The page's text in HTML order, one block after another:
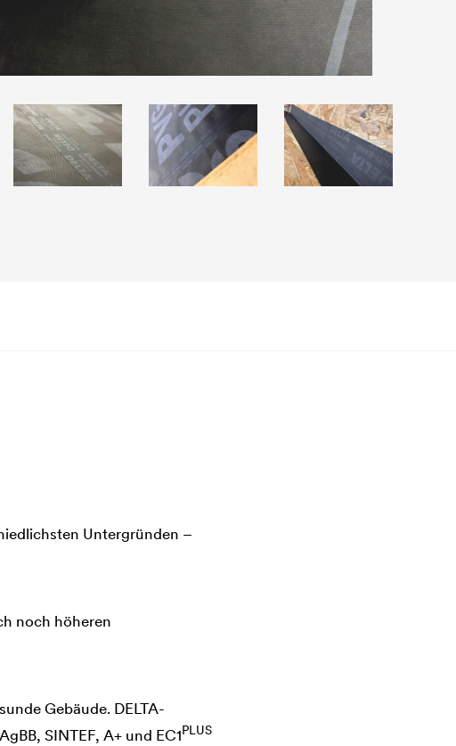
Untergründen –
noch höheren
Gebäude. DELTA-
SINTEF, A+ und EC1PLUS